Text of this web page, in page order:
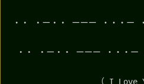
・・ ・ー・・ ーーー ・・・ー
・・ ・ー・・ ーーー ・・・
（ I Love